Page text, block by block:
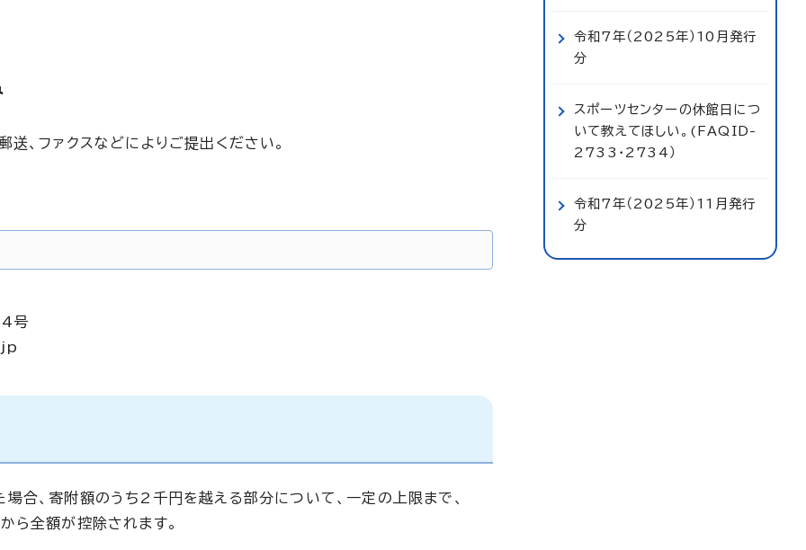
、ファクスなどによりご提出ください。
号
合、寄附額のうち2千円を越える部分について、一定の上限まで、
ら全額が控除されます。
令和7年（2025年）10月発行
分
スポーツセンターの休館日につ
いて教えてほしい。(FAQID-
2733・2734）
令和7年（2025年）11月発行
分